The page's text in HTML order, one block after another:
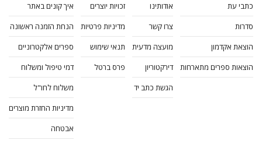
כתבי עת
סדרות
הוצאת אקדמון
הוצאות ספרים מתארחות
אודותינו
צרו קשר
מועצה מדעית
דירקטוריון
הגשת כתב יד
זכויות יוצרים
מדיניות פרטיות
תנאי שימוש
פרס ברטל
איך קונים באתר
הנחת הזמנה ראשונה
ספרים אלקטרוניים
דמי טיפול ומשלוח
משלוח לחו"ל
מדיניות החזרת מוצרים
אבטחה